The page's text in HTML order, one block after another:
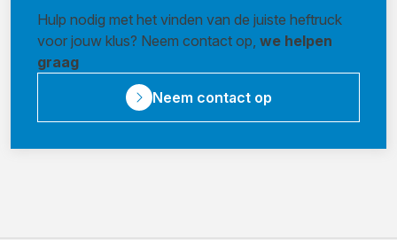
Hulp nodig met het vinden van de juiste heftruck
voor jouw klus? Neem contact op, we helpen
graag
Neem contact op